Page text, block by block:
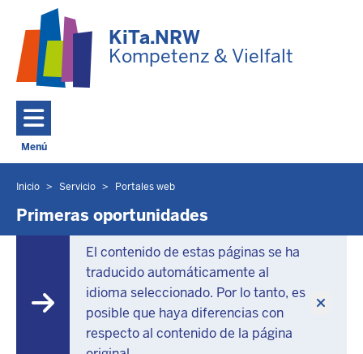
KiTa.NRW
Kompetenz & Vielfalt
Menú
Toggle navigation: Menú principal
Usted
se
Inicio Servicio Portales web
Primeras oportunidades
El contenido de estas páginas se ha
traducido automáticamente al
idioma seleccionado. Por lo tanto, es
posible que haya diferencias con
respecto al contenido de la página